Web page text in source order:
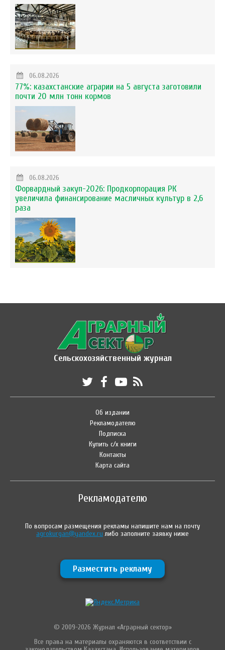
06.08.2026
77%: казахстанские аграрии на 5 августа заготовили
почти 20 млн тонн кормов
06.08.2026
Форвардный закуп-2026: Продкорпорация РК
увеличила финансирование масличных культур в 2,6
раза
Сельскохозяйственный журнал
Об издании
Рекламодателю
Подписка
Купить с/х книги
Контакты
Карта сайта
Рекламодателю
По вопросам размещения рекламы напишите нам на почту
agrokurgan@yandex.ru либо заполните заявку ниже
Разместить рекламу
© 2009-2026 Журнал «Аграрный сектор»
Все права на материалы охраняются в соответствии с